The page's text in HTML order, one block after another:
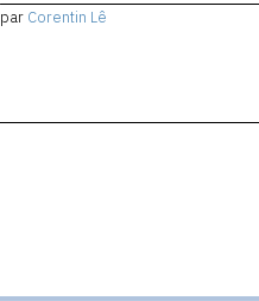
par Corentin Lê